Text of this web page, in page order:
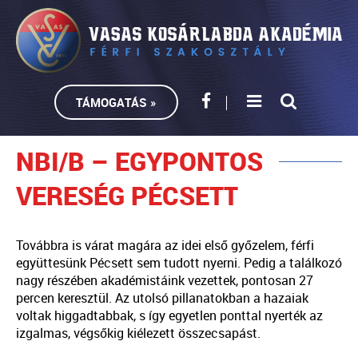
TÁMOGATÁS »
NBI/B – EGYPONTOS
VERESÉG PÉCSETT
Továbbra is várat magára az idei első győzelem, férfi
együttesünk Pécsett sem tudott nyerni. Pedig a találkozó
nagy részében akadémistáink vezettek, pontosan 27
percen keresztül. Az utolsó pillanatokban a hazaiak
voltak higgadtabbak, s így egyetlen ponttal nyerték az
izgalmas, végsőkig kiélezett összecsapást.